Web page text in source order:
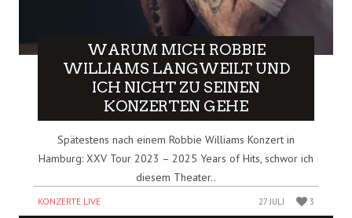
WARUM MICH ROBBIE
WILLIAMS LANGWEILT UND
ICH NICHT ZU SEINEN
KONZERTEN GEHE
Spätestens nach einem Robbie Williams Konzert in
Hamburg: XXV Tour 2023 – 2025 Years of Hits, schwor ich
diesem Theater..
KONZERTE LIVE 27 JULI 3